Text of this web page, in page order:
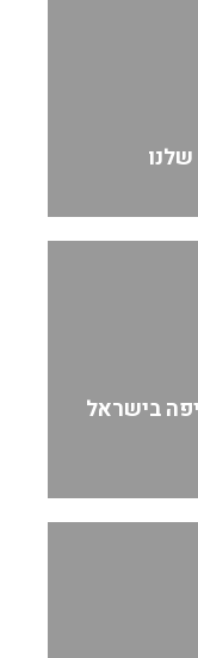
בישראל